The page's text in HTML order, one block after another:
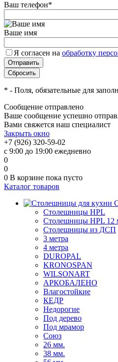
Ваш телефон*
Ваше имя
Я согласен на обработку
* - Поля, обязательные для
Сообщение отправлено
Ваше сообщение успешно
Вами свяжется наш специалист
Закрыть окно
+7 (926) 320-59-02
с 9:00 до 19:00 ежедневно
0
0
0 В корзине пока пусто
Каталог товаров
Столешницы HPL
Столешницы HPL 12
Столешницы из ДСП
3 метра
4 метра
DUROPAL
KRONOSPAN
WILSONART
АРКОБАЛЕНО
Влагостойкие
КЕДР
Недорогие
Под дерево
Под мрамор
Союз
26 мм.
38 мм.